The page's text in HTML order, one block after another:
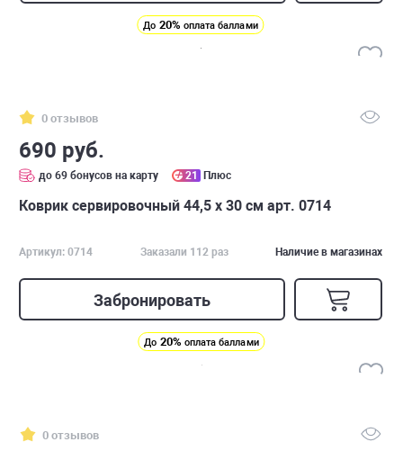
До 20% оплата баллами
0 отзывов
690 руб.
до 69 бонусов на карту 21 Плюс
Коврик сервировочный 44,5 х 30 см арт. 0714
Артикул: 0714 Заказали 112 раз Наличие в магазинах
Забронировать
До 20% оплата баллами
0 отзывов